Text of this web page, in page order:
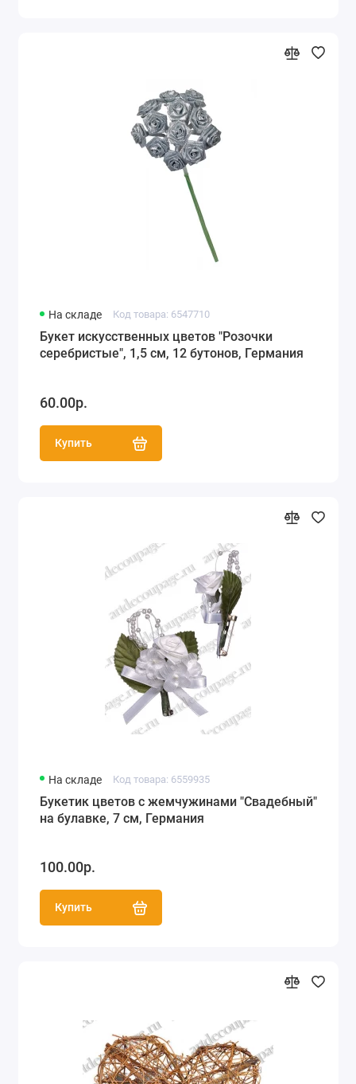
На складе Код товара: 6547710
Букет искусственных цветов "Розочки
серебристые", 1,5 см, 12 бутонов, Германия
60.00р.
Купить
На складе Код товара: 6559935
Букетик цветов с жемчужинами "Свадебный"
на булавке, 7 см, Германия
100.00р.
Купить